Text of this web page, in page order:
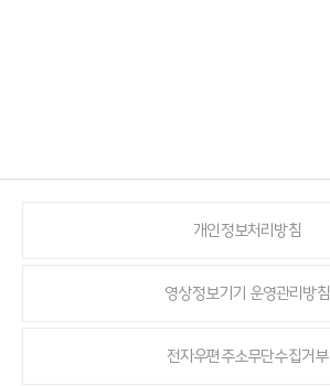
개인정보처리방침
영상정보기기 운영관리방침
전자우편주소무단수집거부